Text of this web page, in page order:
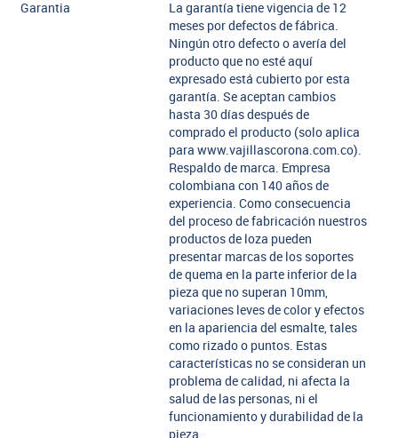
Garantia
La garantía tiene vigencia de 12
meses por defectos de fábrica.
Ningún otro defecto o avería del
producto que no esté aquí
expresado está cubierto por esta
garantía. Se aceptan cambios
hasta 30 días después de
comprado el producto (solo aplica
para www.vajillascorona.com.co).
Respaldo de marca. Empresa
colombiana con 140 años de
experiencia. Como consecuencia
del proceso de fabricación nuestros
productos de loza pueden
presentar marcas de los soportes
de quema en la parte inferior de la
pieza que no superan 10mm,
variaciones leves de color y efectos
en la apariencia del esmalte, tales
como rizado o puntos. Estas
características no se consideran un
problema de calidad, ni afecta la
salud de las personas, ni el
funcionamiento y durabilidad de la
pieza.